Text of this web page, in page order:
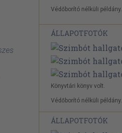
Védőborító nélküli példány.
ÁLLAPOTFOTÓK
Könyvtári könyv volt.
Védőborító nélküli példány.
ÁLLAPOTFOTÓK